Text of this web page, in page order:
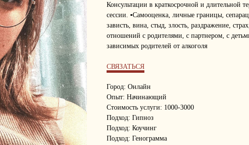
Консультации в краткосрочной и длительной
сессии. ▪️Самооценка, личные границы,
зависть, вина, стыд, злость, раздражение,
отношений с родителями, с партнером, с
зависимых родителей от алкоголя
СВЯЗАТЬСЯ
Город: Онлайн
Опыт: Начинающий
Стоимость услуги: 1000-3000
Подход: Гипноз
Подход: Коучинг
Подход: Генограмма